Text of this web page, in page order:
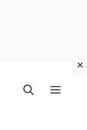
Menu